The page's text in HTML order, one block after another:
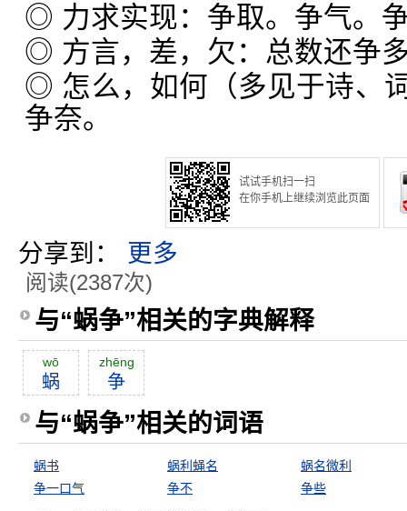
◎ 力求实现：争取。争气。
◎ 方言，差，欠：总数还争
◎ 怎么，如何（多见于诗、
争奈。
试试手机扫一扫
在你手机上继续浏览此页面
分享到： 更多
阅读(2387次)
与“蜗争”相关的字典解释
wō
蜗
zhēng
争
与“蜗争”相关的词语
蜗书 蜗利蝇名
蜗名微利
争一口气
争不 争些